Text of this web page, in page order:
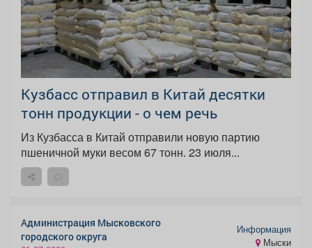
Кузбасс отправил в Китай десятки
тонн продукции - о чем речь
Из Кузбасса в Китай отправили новую партию
пшеничной муки весом 67 тонн. 23 июля...
Администрация Мысковского
городского округа
Информация
Мыски